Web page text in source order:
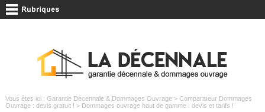
Vous êtes ici : Garantie Décennale & Dommages Ouvrage> Comparateur Dommages
Ouvrage : devis gratuit ! > Dommages ouvrage haut de gamme : devis et tarifs !